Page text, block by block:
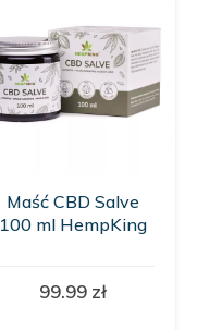
Maść CBD Salve
100 ml HempKing
99.99 zł